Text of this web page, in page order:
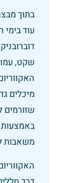
בתוך
עוד בימי
שקט,
מיכלים
שזורמים
משאבות